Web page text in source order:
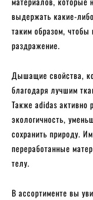
выдержать какие-
таким образом, чтобы
раздражение.
Дышащие свойства,
благодаря лучшим
Также adidas активно
экологичность,
сохранить природу.
переработанные
телу.
В ассортименте вы